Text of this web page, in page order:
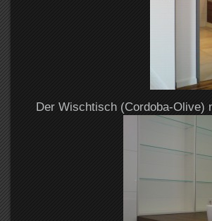
Der Wischtisch (Cordoba-Olive)